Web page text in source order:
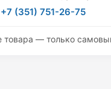
+7 (351) 751-26-75
товара — только